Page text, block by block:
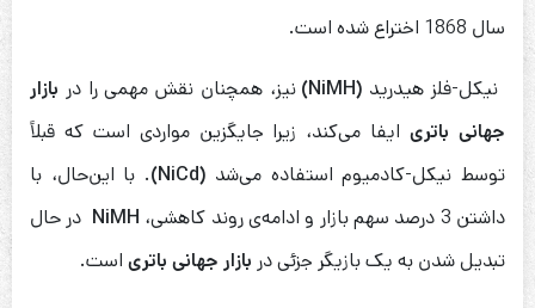
سال 1868 اختراع شده است.
نیکل-فلز هیدرید (NiMH) نیز، همچنان نقش مهمی را در بازار
جهانی باتریایفا می‌کند، زیرا جایگزین مواردی است که قبلاً
توسط نیکل-کادمیوم استفاده می‌شد (NiCd)
. با این‌حال، با
داشتن 3 درصد سهم بازار و ادامه‌ی روند کاهشی،
NiMH در حال
تبدیل شدن به یک بازیگر جزئی در بازار جهانی باتری است.